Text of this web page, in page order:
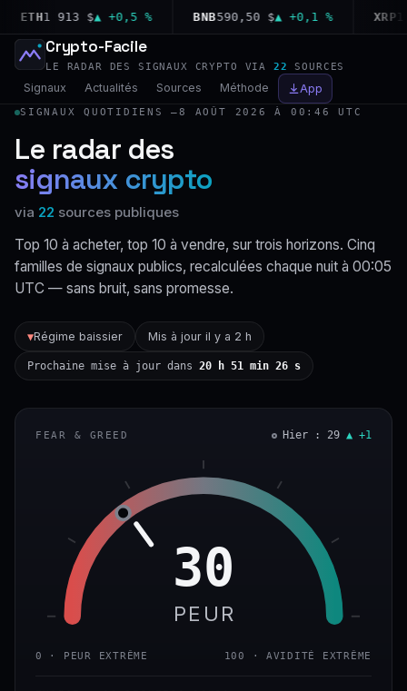
1 913 $▲ +0,5 % BNB590,50 $▲ +0,1 % XRP
Crypto-Facile
LE RADAR DES SIGNAUX CRYPTO VIA 22 SOURCES
Signaux Actualités Sources Méthode App
SIGNAUX QUOTIDIENS —8 AOÛT 2026 À 00:46 UTC
Le radar des
signaux crypto
via 22 sources publiques
Top 10 à acheter, top 10 à vendre, sur trois horizons. Cinq
familles de signaux publics, recalculées chaque nuit à 00:05
UTC — sans bruit, sans promesse.
▼Régime baissier Mis à jour il y a 2 h
Prochaine mise à jour dans 20 h 51 min 25 s
FEAR & GREED Hier : 29 ▲ +1
30
PEUR
0 · PEUR EXTRÊME 100 · AVIDITÉ EXTRÊME